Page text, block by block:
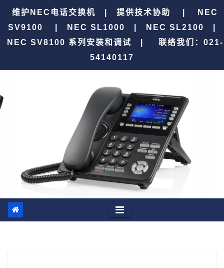
维护NEC电话交换机 | 提供技术协助 | NEC
SV9100 | NEC SL1000 | NEC SL2100 |
NEC SV8100 系列安装和调试 |
联络我们：021-
54140117